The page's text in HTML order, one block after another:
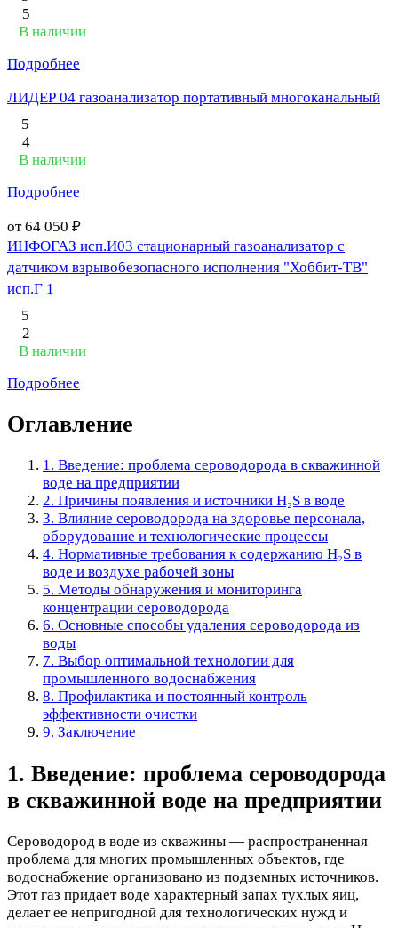
5
В наличии
Подробнее
ЛИДЕР 04 газоанализатор портативный многоканальный
5
4
В наличии
Подробнее
от 64 050 ₽
ИНФОГАЗ исп.И03 стационарный газоанализатор с
датчиком взрывобезопасного исполнения "Хоббит-ТВ"
исп.Г 1
5
2
В наличии
Подробнее
Оглавление
1. Введение: проблема сероводорода в скважинной
воде на предприятии
2. Причины появления и источники H₂S в воде
3. Влияние сероводорода на здоровье персонала,
оборудование и технологические процессы
4. Нормативные требования к содержанию H₂S в
воде и воздухе рабочей зоны
5. Методы обнаружения и мониторинга
концентрации сероводорода
6. Основные способы удаления сероводорода из
воды
7. Выбор оптимальной технологии для
промышленного водоснабжения
8. Профилактика и постоянный контроль
эффективности очистки
9. Заключение
1. Введение: проблема сероводорода
в скважинной воде на предприятии
Сероводород в воде из скважины — распространенная
проблема для многих промышленных объектов, где
водоснабжение организовано из подземных источников.
Этот газ придает воде характерный запах тухлых яиц,
делает ее непригодной для технологических нужд и